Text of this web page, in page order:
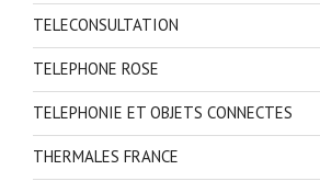
TELECONSULTATION
TELEPHONE ROSE
TELEPHONIE ET OBJETS CONNECTES
THERMALES FRANCE